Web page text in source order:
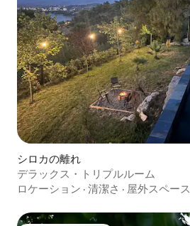
シロカの離れ
デラックス・トリプルルーム
ロケーション · 清潔さ · 屋外スペース